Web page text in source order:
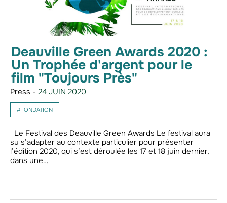
Deauville Green Awards 2020 :
Un Trophée d'argent pour le
film "Toujours Près"
Press - 24 JUIN 2020
#FONDATION
Le Festival des Deauville Green Awards Le festival aura
su s’adapter au contexte particulier pour présenter
l’édition 2020, qui s’est déroulée les 17 et 18 juin dernier,
dans une…